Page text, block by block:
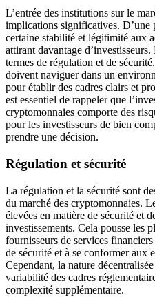
L’entrée des institutions sur le
implications significatives. D’une
certaine stabilité et légitimité aux
attirant davantage
termes de régulation et de
doivent naviguer dans un
pour établir des cadres clairs et
est essentiel de rappeler que
cryptomonnaies comporte des
pour les investisseurs de bien
prendre une décision.
Régulation et sécurité
La régulation et la sécurité sont
du marché des cryptomonnaies.
élevées en matière de sécurité et
investissements. Cela pousse les
fournisseurs de services
de sécurité et à se conformer aux
Cependant, la nature
variabilité des cadres
complexité supplémentaire.